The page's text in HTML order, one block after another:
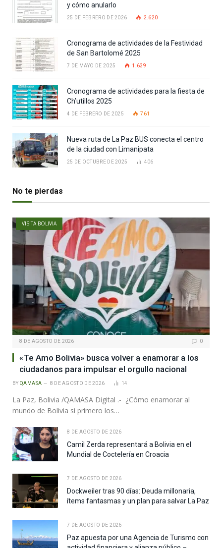
y cómo anularlo
25 DE FEBRERO DE 2026 2.620
Cronograma de actividades de la Festividad
de San Bartolomé 2025
7 DE MAYO DE 2025 1.639
Cronograma de actividades para la fiesta de
Ch’utillos 2025
4 DE FEBRERO DE 2025 761
Nueva ruta de La Paz BUS conecta el centro
de la ciudad con Limanipata
25 DE OCTUBRE DE 2025 406
No te pierdas
VISITA BOLIVIA
8 DE AGOSTO DE 2026 0
«Te Amo Bolivia» busca volver a enamorar a los
ciudadanos para impulsar el orgullo nacional
BY QAMASA 8 DE AGOSTO DE 2026 14
La Paz, Bolivia /QAMASA Digital .- ¿Cómo enamorar al
mundo de Bolivia si primero los…
8 DE AGOSTO DE 2026
Camil Zerda representará a Bolivia en el
Mundial de Coctelería en Croacia
7 DE AGOSTO DE 2026
Dockweiler tras 90 días: Deuda millonaria,
ítems fantasmas y un plan para salvar La Paz
7 DE AGOSTO DE 2026
Paz apuesta por una Agencia de Turismo con